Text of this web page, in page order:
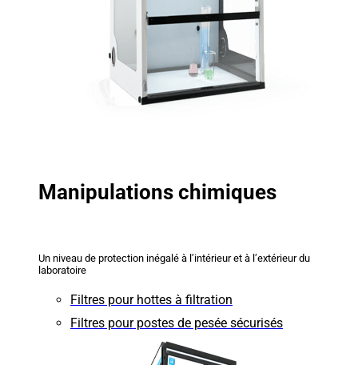
Manipulations chimiques
Un niveau de protection inégalé à l’intérieur et à l’extérieur du
laboratoire
Filtres pour hottes à filtration
Filtres pour postes de pesée sécurisés